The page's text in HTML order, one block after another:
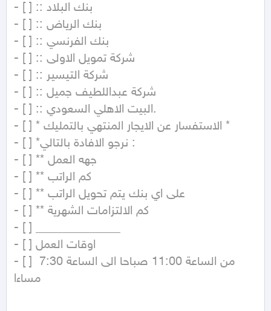
- [ ] :: بنك البلاد
- [ ] :: بنك الرياض
- [ ] :: بنك الفرنسي
- [ ] :: شركة تمويل الاولى
- [ ] :: شركة التيسير
- [ ] :: شركة عبداللطيف جميل
- [ ] :: البيت الاهلي السعودي.
- [ ] * الاستفسار عن الايجار المنتهي بالتمليك *
- [ ] *نرجو الافادة بالتالي :
- [ ] ** جهه العمل
- [ ] ** كم الراتب
- [ ] ** على اي بنك يتم تحويل الراتب
- [ ] ** كم الالتزامات الشهرية
- [ ] ______________
- [ ] اوقات العمل
- [ ] من الساعة 11:00 صباحا الى الساعة 7:30
مساءا